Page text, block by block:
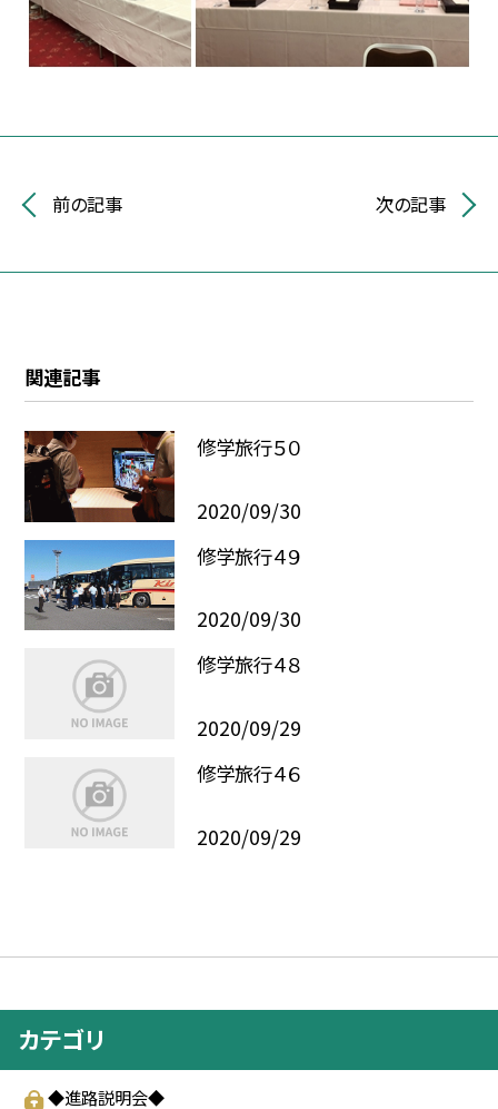
前の記事 次の記事
関連記事
修学旅行５０
2020/09/30
修学旅行４９
2020/09/30
修学旅行４８
2020/09/29
修学旅行４６
2020/09/29
カテゴリ
◆進路説明会◆